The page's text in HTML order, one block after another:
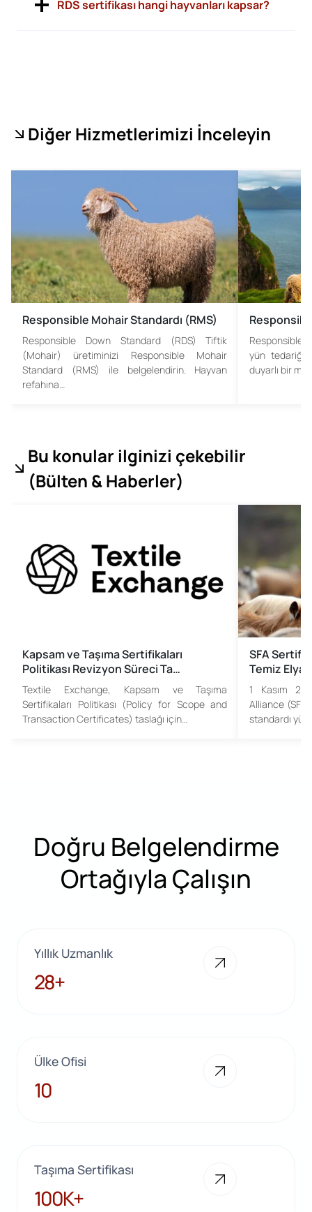
RDS sertifikası hangi hayvanları kapsar?
Diğer Hizmetlerimizi İnceleyin
Responsible Mohair Standardı (RMS)
Responsible Down Standard (RDS) Tiftik
(Mohair) üretiminizi Responsible Mohair
Standard (RMS) ile belgelendirin. Hayvan
refahına…
Responsible
yün
duyarlı bir
Bu konular ilginizi çekebilir
(Bülten & Haberler)
Kapsam ve Taşıma Sertifikaları
Politikası Revizyon Süreci Ta…
Textile Exchange, Kapsam ve Taşıma
Sertifikaları Politikası (Policy for Scope and
Transaction Certificates) taslağı için…
SFA
Temiz
1 Kasım
Alliance
standardı
Doğru Belgelendirme
Ortağıyla Çalışın
Yıllık Uzmanlık
28+
28+
Ülke Ofisi
10
10
Taşıma Sertifikası
100K+
100K+